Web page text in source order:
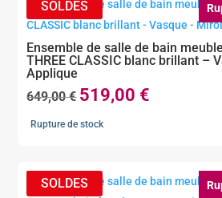
Ensemble de salle de bain
THREE CLASSIC blanc brillant –
Applique
649,00€ Le
prix
649,00 €.
519,00 €
519,00 €.
Rupture de stock